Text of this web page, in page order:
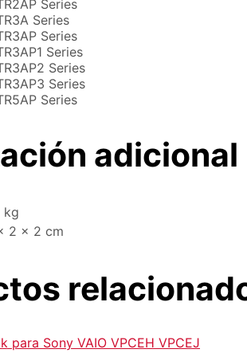
Series
Series
Series
Series
Series
Series
Series
adicional
kg
2 × 2 cm